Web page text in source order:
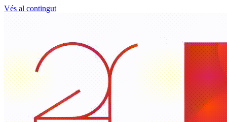
Vés al contingut